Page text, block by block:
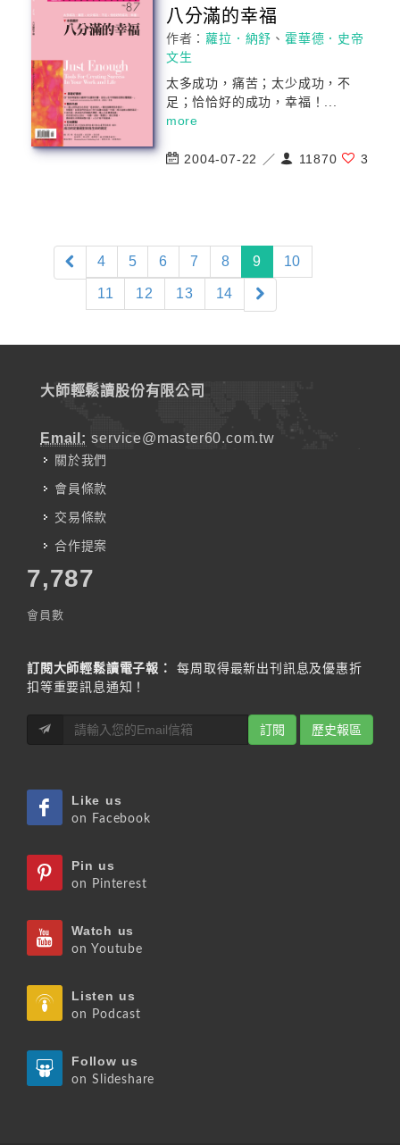
八分滿的幸福
作者：蘿拉．納舒 、 霍華德．史帝
文生
太多成功 ，痛苦；太少成功 ，不
足；恰恰好的成功 ，幸福！...
more
2004-07-22 ／ 11870 3
4 5 6 7 8 9(current)
10
11 12 13 14
大師輕鬆讀股份有限公司
Email: service@master60.com.tw
關於我們
會員條款
交易條款
合作提案
7,787
會員數
訂閱大師輕鬆讀電子報：
每周取得最新出刊訊息及優惠折
扣等重要訊息通知！
訂閱 歷史報區
Like us
on Facebook
Pin us
on Pinterest
Watch us
on Youtube
Listen us
on Podcast
Follow us
on Slideshare